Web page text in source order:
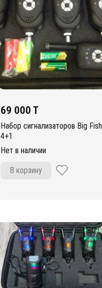
69 000 T
Набор сигнализаторов Big Fish
4+1
Нет в наличии
В корзину